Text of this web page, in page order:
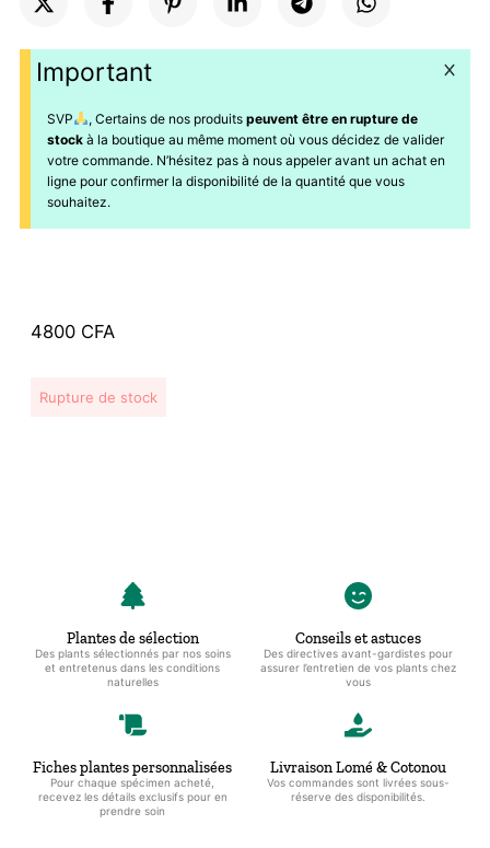
Important
SVP , Certains de nos produits peuvent être en rupture de
stock à la boutique au même moment où vous décidez de valider
votre commande. N’hésitez pas à nous appeler avant un achat en
ligne pour confirmer la disponibilité de la quantité que vous
souhaitez.
4800 CFA
Rupture de stock
Plantes de sélection
Des plants sélectionnés par nos soins
et entretenus dans les conditions
naturelles
Conseils et astuces
Des directives avant-gardistes pour
assurer l’entretien de vos plants chez
vous
Fiches plantes personnalisées
Pour chaque spécimen acheté,
recevez les détails exclusifs pour en
prendre soin
Livraison Lomé & Cotonou
Vos commandes sont livrées sous-
réserve des disponibilités.